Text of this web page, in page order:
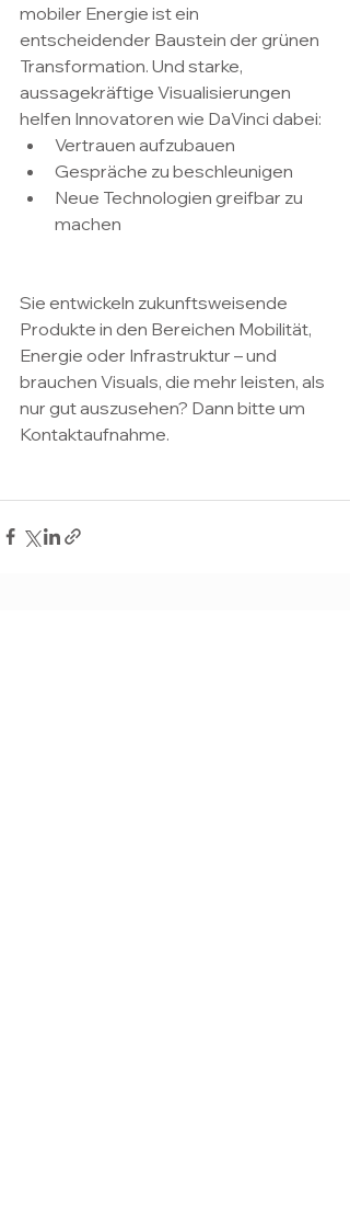
mobiler Energie ist ein
entscheidender Baustein der grünen
Transformation. Und starke,
aussagekräftige Visualisierungen
helfen Innovatoren wie DaVinci dabei:
Vertrauen aufzubauen
Gespräche zu beschleunigen
Neue Technologien greifbar zu
machen
Sie entwickeln zukunftsweisende
Produkte in den Bereichen Mobilität,
Energie oder Infrastruktur – und
brauchen Visuals, die mehr leisten, als
nur gut auszusehen? Dann bitte um
Kontaktaufnahme.